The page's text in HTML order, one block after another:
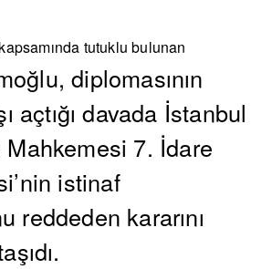
tutuklu bulunan
diplomasının
açtığı davada İstanbul
7. İdare
istinaf
reddeden kararını